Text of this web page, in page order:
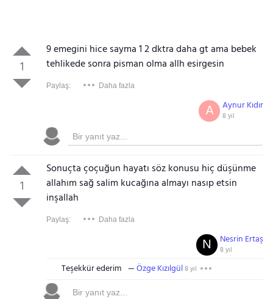
1
9 emegini hice sayma 1 2 dktra daha gt ama bebek
tehlikede sonra pisman olma allh esirgesin
Paylaş: Daha fazla
Aynur Kıdır
8 yıl
A
1
Sonuçta çoçuğun hayatı söz konusu hiç düşünme
allahım sağ salim kucağına almayı nasıp etsin
inşallah
Paylaş: Daha fazla
Nesrin Ertaş
8 yıl
N
Teşekkür ederim Özge Kızılgül8 yıl